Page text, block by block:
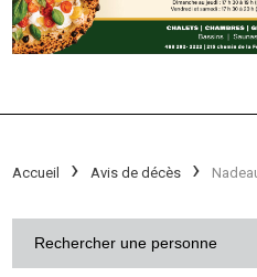
Accueil Avis de décès